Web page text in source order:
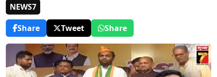
NEWS7
Share
Tweet Share